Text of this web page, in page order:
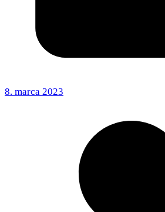
8. marca 2023